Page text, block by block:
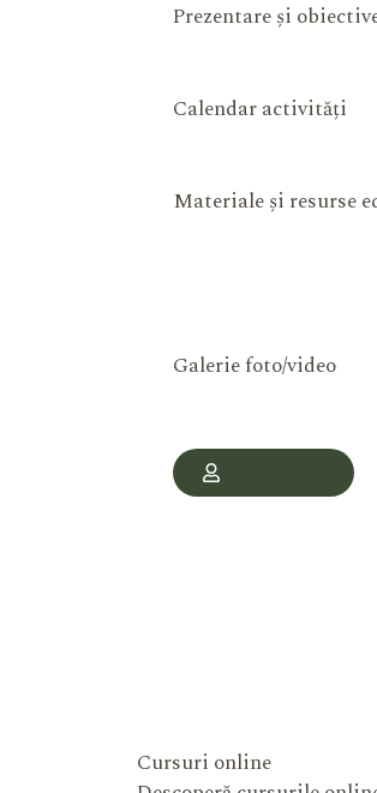
Prezentare și
Calendar activități
Materiale și resurse
Galerie foto/video
Cursuri online